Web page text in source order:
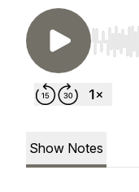
Use
Show Notes